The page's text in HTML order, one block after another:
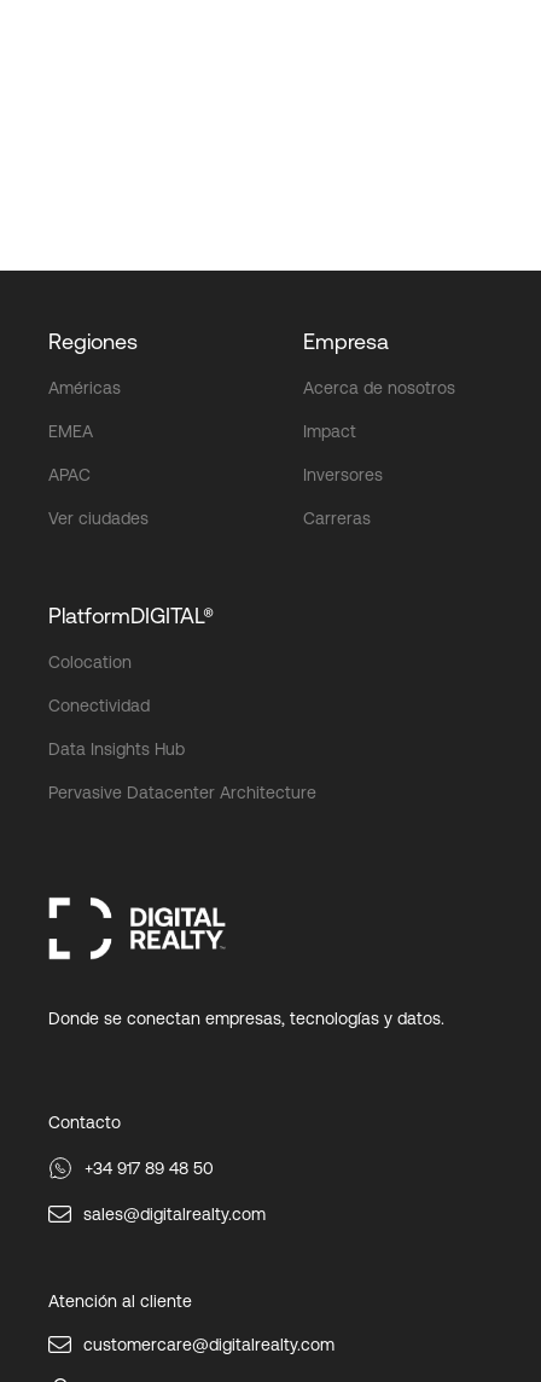
Regiones
Américas
EMEA
APAC
Ver ciudades
Empresa
Acerca de nosotros
Impact
Inversores
Carreras
PlatformDIGITAL®
Colocation
Conectividad
Data Insights Hub
Pervasive Datacenter Architecture
Donde se conectan empresas, tecnologías y datos.
Contacto
+34 917 89 48 50
sales@digitalrealty.com
Atención al cliente
customercare@digitalrealty.com